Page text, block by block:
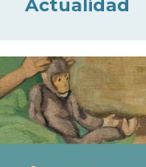
Actualidad